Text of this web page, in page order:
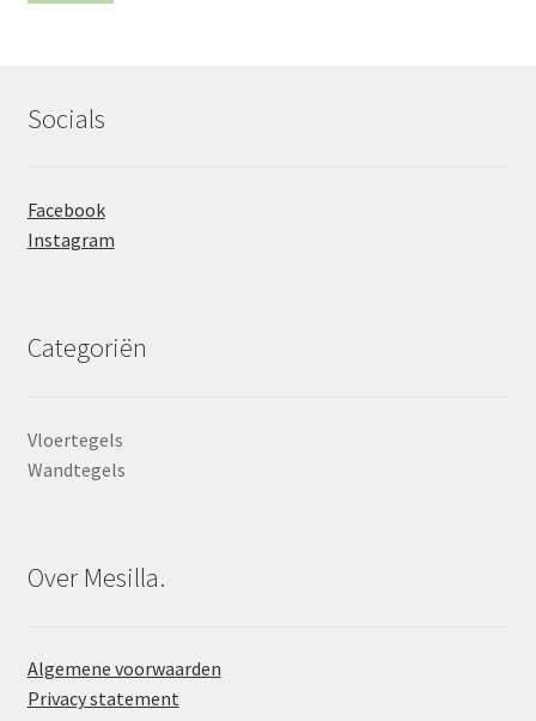
Socials
Facebook
Instagram
Categoriën
Vloertegels
Wandtegels
Over Mesilla.
Algemene voorwaarden
Privacy statement